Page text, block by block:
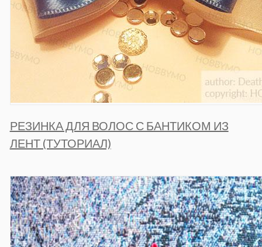
РЕЗИНКА ДЛЯ ВОЛОС С БАНТИКОМ ИЗ
ЛЕНТ (ТУТОРИАЛ)